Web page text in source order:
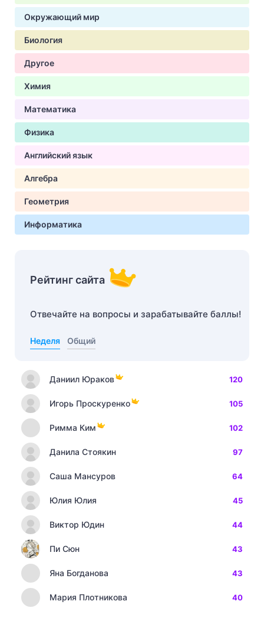
Окружающий мир
Биология
Другое
Химия
Математика
Физика
Английский язык
Алгебра
Геометрия
Информатика
Рейтинг сайта
Отвечайте на вопросы и зарабатывайте баллы!
Неделя Общий
Даниил Юраков 120
Игорь Проскуренко 105
Римма Ким 102
Данила Стоякин 97
Саша Мансуров 64
Юлия Юлия 45
Виктор Юдин 44
Пи Сюн 43
Яна Богданова 43
Мария Плотникова 40